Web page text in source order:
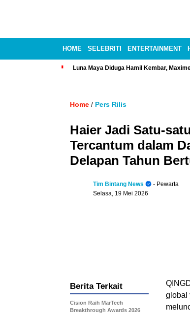
HOME SELEBRITI ENTERTAINMENT
Luna Maya Diduga Hamil Kembar,
Home / Pers Rilis
Haier Jadi Satu-
Tercantum dalam
Delapan Tahun
Tim Bintang News
- Pewarta
Selasa, 19 Mei 2026
global
Berita Terkait
Cision Raih MarTech
Breakthrough Awards 2026